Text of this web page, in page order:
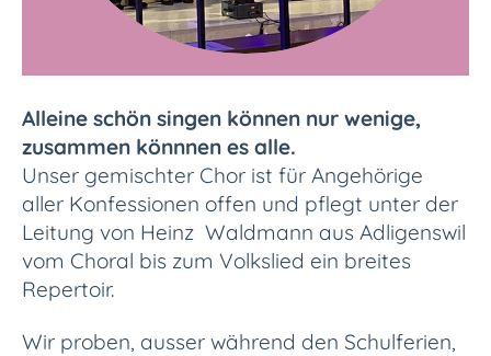
Alleine schön singen können nur wenige,
zusammen könnnen es alle.
Unser gemischter Chor ist für Angehörige
aller Konfessionen offen und pflegt unter der
Leitung von Heinz Waldmann aus Adligenswil
vom Choral bis zum Volkslied ein breites
Repertoir.
Wir proben, ausser während den Schulferien,